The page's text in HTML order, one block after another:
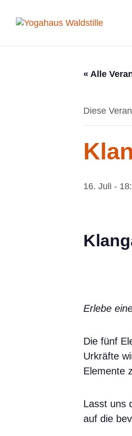
« Alle
Diese
16. Juli -
Erlebe
Die fünf
Urkräfte
Elemente
Lasst uns
auf die